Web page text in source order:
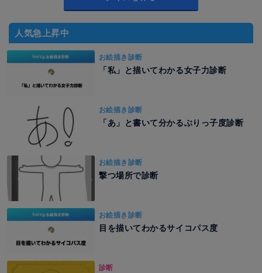
人気急上昇中
お絵描き診断
「私」と描いてわかる女子力診断
お絵描き診断
「あ」と書いて分かるぶりっ子度診断
お絵描き診断
撃つ場所で診断
お絵描き診断
目を描いてわかるサイコパス度
診断